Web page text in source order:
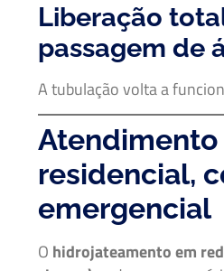
Liberação
passagem de
A tubulação volta a
Atendimento
residencial,
emergencial
O hidrojateamento em